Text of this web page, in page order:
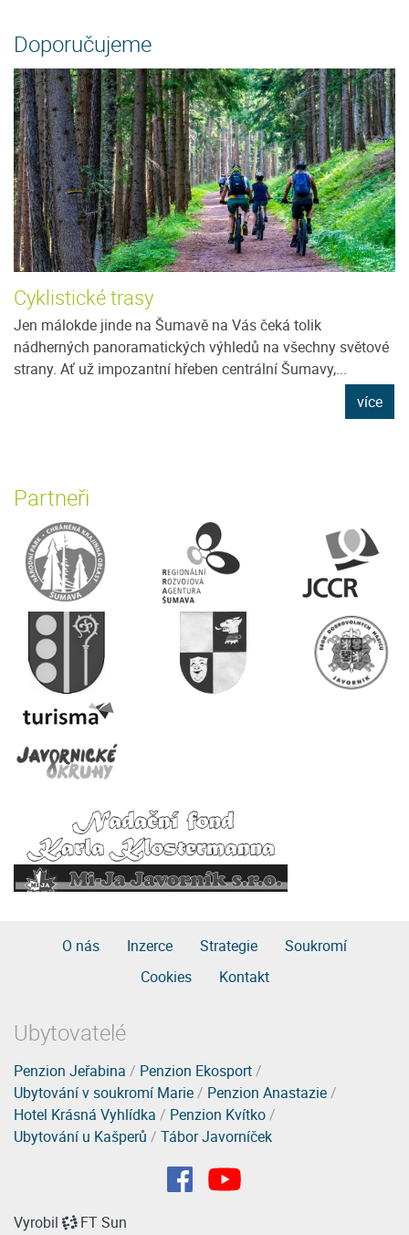
Doporučujeme
Cyklistické trasy
Jen málokde jinde na Šumavě na Vás čeká tolik
nádherných panoramatických výhledů na všechny světové
strany. Ať už impozantní hřeben centrální Šumavy,...
více
Partneři
O nás Inzerce Strategie
Soukromí
Cookies
Kontakt
Ubytovatelé
Penzion Jeřabina / Penzion Ekosport/
Ubytování v soukromí Marie/ Penzion Anastazie/
Hotel Krásná Vyhlídka / Penzion Kvítko/
Ubytování u Kašperů / Tábor Javorníček
Vyrobil FT Sun